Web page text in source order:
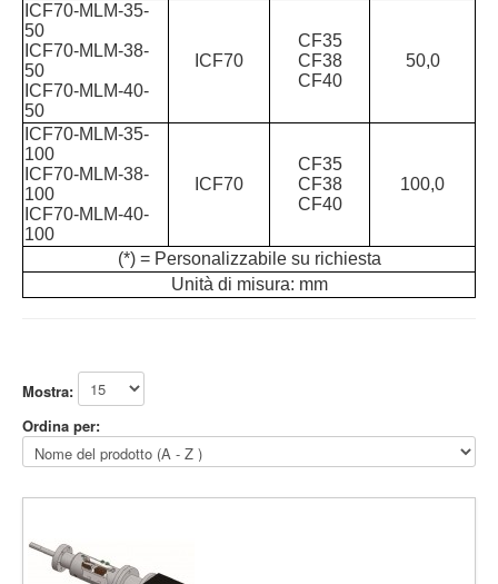
rc::a https://www.google.com
beneficial for
the web site,
reports on
https://www.google.com
distinguish
between
humans and
ICF70-MLM-35-
50
ICF70-MLM-38-
50
ICF70-MLM-40-
50
ICF70
CF35
CF38
CF40
50,0
ICF70-MLM-35-
100
ICF70-MLM-38-
100
ICF70-MLM-40-
100
ICF70
CF35
CF38
CF40
100,0
(*) = Personalizzabile su richiesta
Unità di misura: mm
Mostra:
Ordina per: